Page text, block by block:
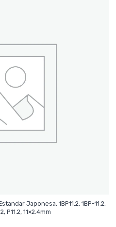
Japonesa, 1BP11.2, 1BP-11.2,
P11.2, 11×2.4mm
Más